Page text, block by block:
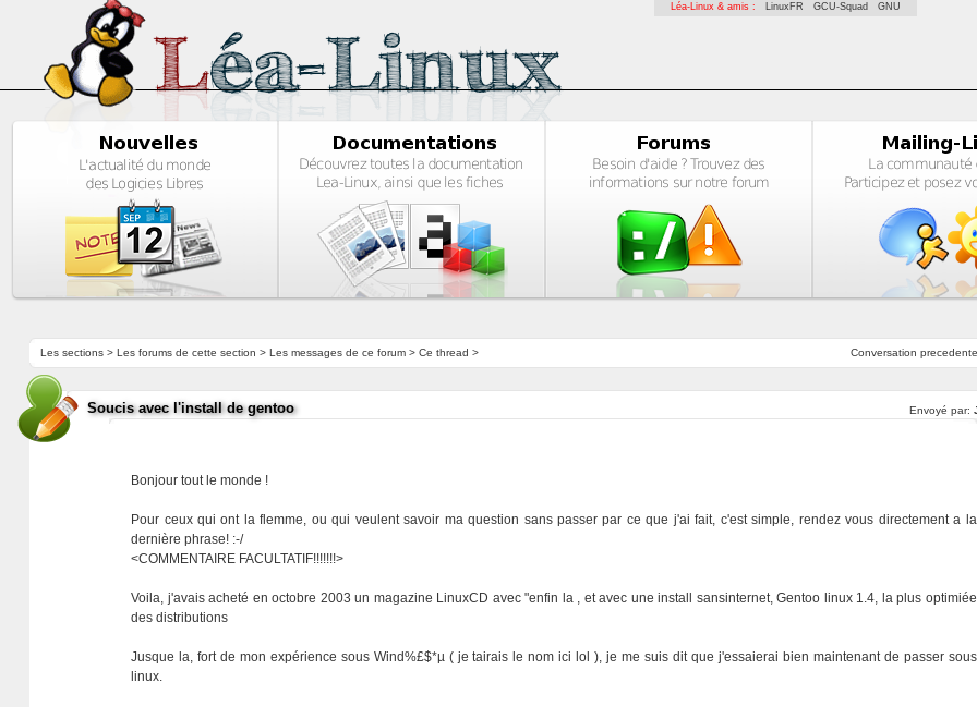
Léa-Linux & amis : LinuxFR GCU-Squad GNU
Conversation precedente
Les sections> Les forums de cette section > Les messages de ce forum> Ce thread >
Soucis avec l'install de gentoo Envoyé par:
Bonjour tout le monde !
Pour ceux qui ont la flemme, ou qui veulent savoir ma question sans passer par ce que j'ai fait, c'est simple, rendez vous directement a la
dernière phrase! :-/
<COMMENTAIRE FACULTATIF!!!!!!!>
Voila, j'avais acheté en octobre 2003 un magazine LinuxCD avec "enfin la , et avec une install sansinternet, Gentoo linux 1.4, la plus optimiée
des distributions
Jusque la, fort de mon expérience sous Wind%£$*µ ( je tairais le nom ici lol ), je me suis dit que j'essaierai bien maintenant de passer sous
linux.